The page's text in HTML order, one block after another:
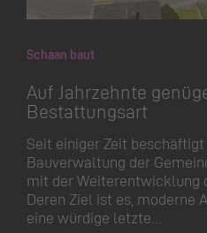
Schaan baut
Auf Jahrzehnte
Bestattungsart
Seit einiger Zeit
Bauverwaltung der
mit der Weiterent­wicklung
Deren Ziel ist es, moderne
eine würdige letzte…